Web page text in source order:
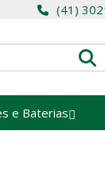
(41)
e Baterias